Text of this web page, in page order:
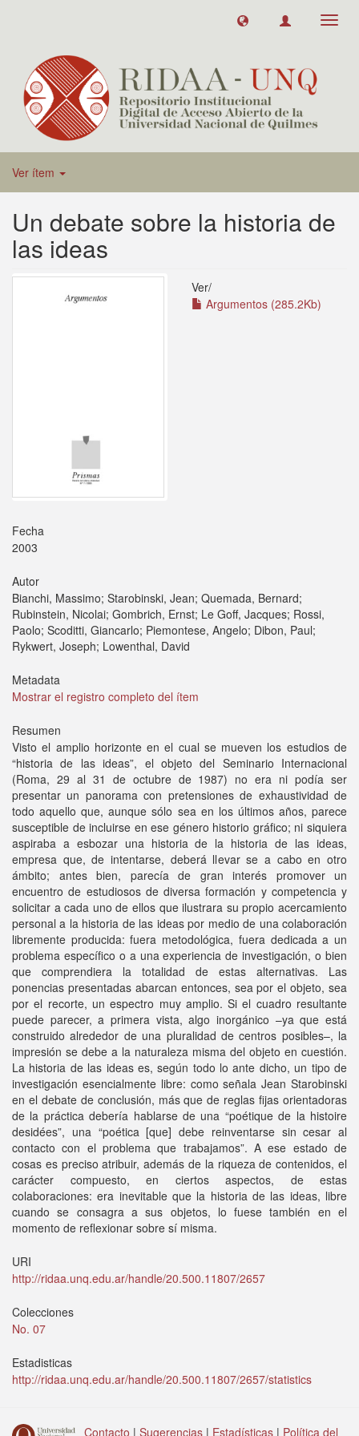
Ver ítem
Un debate sobre la historia de
las ideas
Ver/
Argumentos (285.2Kb)
Fecha
2003
Autor
Bianchi, Massimo; Starobinski, Jean; Quemada, Bernard;
Rubinstein, Nicolai; Gombrich, Ernst; Le Goff, Jacques; Rossi,
Paolo; Scoditti, Giancarlo; Piemontese, Angelo; Dibon, Paul;
Rykwert, Joseph; Lowenthal, David
Metadata
Mostrar el registro completo del ítem
Resumen
Visto el amplio horizonte en el cual se mueven los estudios de
“historia de las ideas”, el objeto del Seminario Internacional
(Roma, 29 al 31 de octubre de 1987) no era ni podía ser
presentar un panorama con pretensiones de exhaustividad de
todo aquello que, aunque sólo sea en los últimos años, parece
susceptible de incluirse en ese género historio gráfico; ni siquiera
aspiraba a esbozar una historia de la historia de las ideas,
empresa que, de intentarse, deberá llevar se a cabo en otro
ámbito; antes bien, parecía de gran interés promover un
encuentro de estudiosos de diversa formación y competencia y
solicitar a cada uno de ellos que ilustrara su propio acercamiento
personal a la historia de las ideas por medio de una colaboración
libremente producida: fuera metodológica, fuera dedicada a un
problema específico o a una experiencia de investigación, o bien
que comprendiera la totalidad de estas alternativas. Las
ponencias presentadas abarcan entonces, sea por el objeto, sea
por el recorte, un espectro muy amplio. Si el cuadro resultante
puede parecer, a primera vista, algo inorgánico –ya que está
construido alrededor de una pluralidad de centros posibles–, la
impresión se debe a la naturaleza misma del objeto en cuestión.
La historia de las ideas es, según todo lo ante dicho, un tipo de
investigación esencialmente libre: como señala Jean Starobinski
en el debate de conclusión, más que de reglas fijas orientadoras
de la práctica debería hablarse de una “poétique de la histoire
desidées”, una “poética [que] debe reinventarse sin cesar al
contacto con el problema que trabajamos”. A ese estado de
cosas es preciso atribuir, además de la riqueza de contenidos, el
carácter compuesto, en ciertos aspectos, de estas
colaboraciones: era inevitable que la historia de las ideas, libre
cuando se consagra a sus objetos, lo fuese también en el
momento de reflexionar sobre sí misma.
URI
http://ridaa.unq.edu.ar/handle/20.500.11807/2657
Colecciones
No. 07
Estadisticas
http://ridaa.unq.edu.ar/handle/20.500.11807/2657/statistics
Contacto | Sugerencias | Estadísticas | Política del